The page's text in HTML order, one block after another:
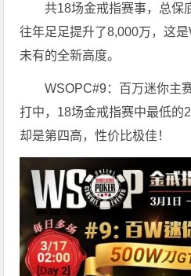
共18场金戒指赛事，总保
往年足足提升了8,000万，这
未有的全新高度。
WSOPC#9：百万迷你主
打中，18场金戒指赛中最低的
却是第四高，性价比极佳！